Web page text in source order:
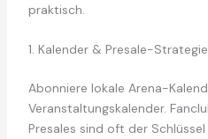
praktisch.
1. Kalender & Presale-Strategie
Abonniere lokale Arena-
Veranstaltungskalender.
Presales sind oft der